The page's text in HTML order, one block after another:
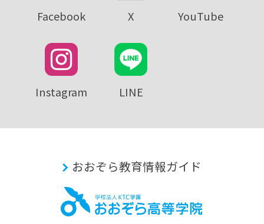
Facebook X YouTube
Instagram LINE
おおぞら教育情報ガイド